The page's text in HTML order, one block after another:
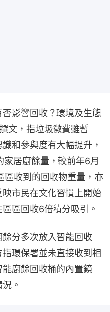
影響回收？環境及生態
文，指垃圾徵費雖暫
和參與度有大幅提升，
居廚餘量，較前年6月
區收到的回收物重量，亦
市民在文化習慣上開始
區回收6倍積分吸引。
分多次放入智能回收
環保署並未直接收到相
廚餘回收桶的內置鏡
。